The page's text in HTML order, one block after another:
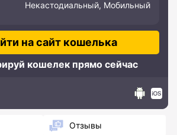
Некастодиальный, Мобильный
на сайт кошелька
кошелек прямо сейчас
Android
Отзывы